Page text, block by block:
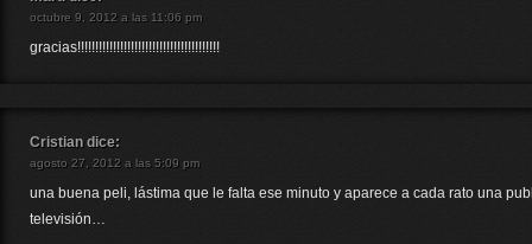
octubre 9, 2012 a las 11:06 pm
gracias!!!!!!!!!!!!!!!!!!!!!!!!!!!!!!!!!!!!!!!!
Cristian dice:
agosto 27, 2012 a las 5:09 pm
una buena peli, lástima que le falta ese minuto y aparece a cada rato una
televisión…